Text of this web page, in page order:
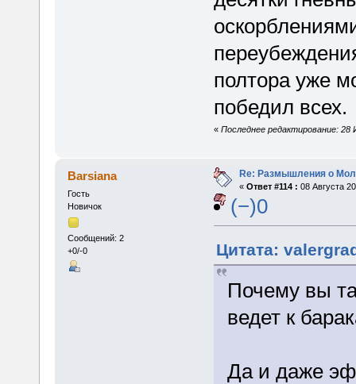
полтора уже
победил всех.
« Последнее редактирование: 28
Barsiana
Гость
Новичок
Сообщений: 2
+0/-0
Re: Размышления о
« Ответ #114 : 08 Августа
(−)0
Цитата:
Почему вы
ведет к
Да и даже